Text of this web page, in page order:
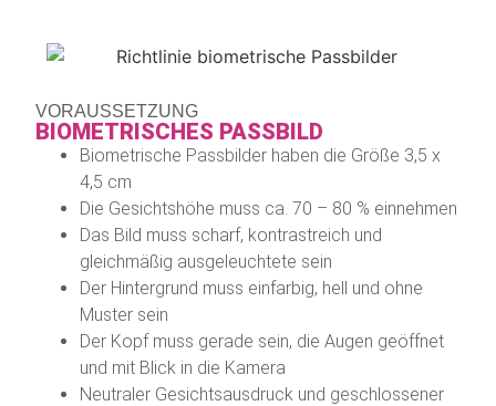
VORAUSSETZUNG
BIOMETRISCHES PASSBILD
Biometrische Passbilder haben die Größe 3,5 x
4,5 cm
Die Gesichtshöhe muss ca. 70 – 80 % einnehmen
Das Bild muss scharf, kontrastreich und
gleichmäßig ausgeleuchtete sein
Der Hintergrund muss einfarbig, hell und ohne
Muster sein
Der Kopf muss gerade sein, die Augen geöffnet
und mit Blick in die Kamera
Neutraler Gesichtsausdruck und geschlossener